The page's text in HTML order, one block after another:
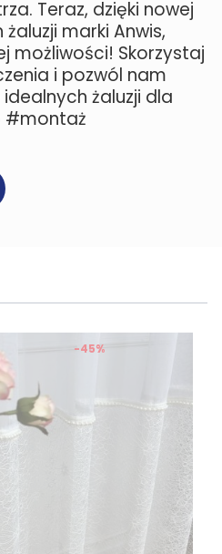
Teraz, dzięki nowej
marki Anwis,
możliwości! Skorzystaj
i pozwól nam
żaluzji dla
#montaż
-45%